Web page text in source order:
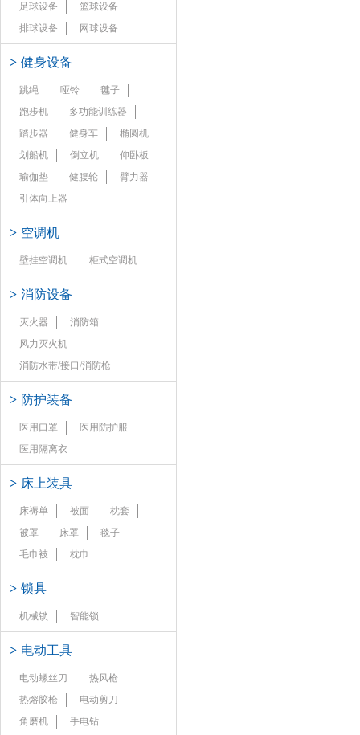
足球设备
篮球设备
排球设备
网球设备
> 健身设备
跳绳 哑铃
毽子
跑步机
多功能训练器
踏步器
健身车
椭圆机
划船机
倒立机
仰卧板
瑜伽垫
健腹轮
臂力器
引体向上器
> 空调机
壁挂空调机 柜式空调机
> 消防设备
灭火器
消防箱
风力灭火机
消防水带/接口/消防枪
> 防护装备
医用口罩
医用防护服
医用隔离衣
> 床上装具
床褥单 被面
枕套
被罩
床罩
毯子
毛巾被
枕巾
> 锁具
机械锁 智能锁
> 电动工具
电动螺丝刀
热风枪
热熔胶枪
电动剪刀
角磨机
手电钻